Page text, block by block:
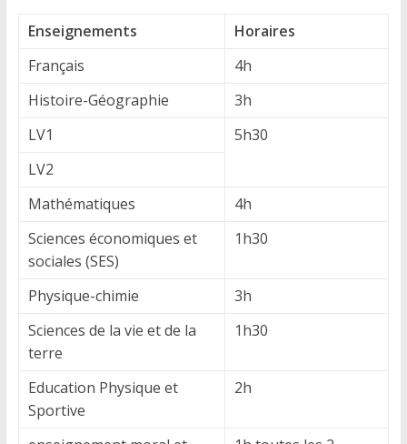
Enseignements
Horaires
Français
4h
Histoire-Géographie
3h
LV1
5h30
LV2
Mathématiques
4h
Sciences économiques et
sociales (SES)
1h30
Physique-chimie
3h
Sciences de la vie et de la
terre
1h30
Education Physique et
Sportive
2h